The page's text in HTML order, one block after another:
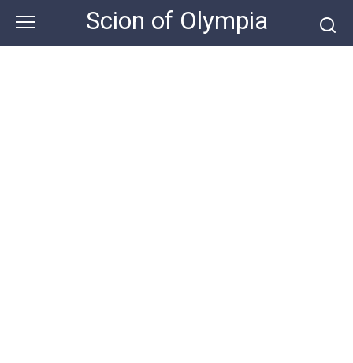
content
Scion of Olympia